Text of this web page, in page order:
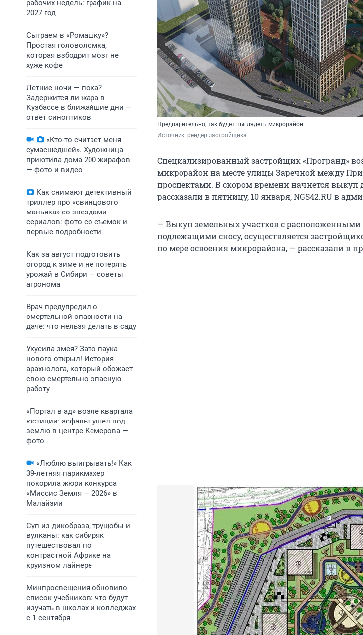
рабочих недель: график на
2027 год
Сыграем в «Ромашку»?
Простая головоломка,
которая взбодрит мозг не
хуже кофе
Летние ночи — пока?
Задержится ли жара в
Кузбассе в ближайшие дни —
ответ синоптиков
«Кто-то считает меня
сумасшедшей». Художница
приютила дома 200 жирафов
— фото и видео
Как снимают детективный
триллер про «свинцового
маньяка» со звездами
сериалов: фото со съемок и
первые подробности
Как за август подготовить
огород к зиме и не потерять
урожай в Сибири — советы
агронома
Врач предупредил о
смертельной опасности на
даче: что нельзя делать в саду
Укусила змея? Зато паука
нового открыл! История
арахнолога, который обожает
свою смертельно опасную
работу
«Портал в ад» возле квартала
юстиции: асфальт ушел под
землю в центре Кемерова —
фото
«Люблю выигрывать!» Как
39-летняя парикмахер
покорила жюри конкурса
«Миссис Земля — 2026» в
Малайзии
Суп из дикобраза, трущобы и
вулканы: как сибиряк
путешествовал по
контрастной Африке на
круизном лайнере
Минпросвещения обновило
список учебников: что будут
изучать в школах и колледжах
с 1 сентября
Предварительно, так будет выглядеть микрорайон
Источник: рендер застройщика
Специализированный застройщик «Програнд»
микрорайон на месте улицы Заречной между
проспектами. В скором времени начнется выкуп
рассказали в пятницу, 10 января, NGS42.RU в
— Выкуп земельных участков с
подлежащими сносу, осуществляется
по мере освоения микрорайона, — рассказали в